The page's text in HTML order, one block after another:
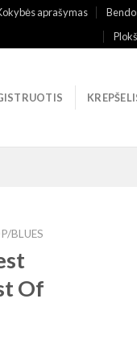
aprašymas
BLUES
Of